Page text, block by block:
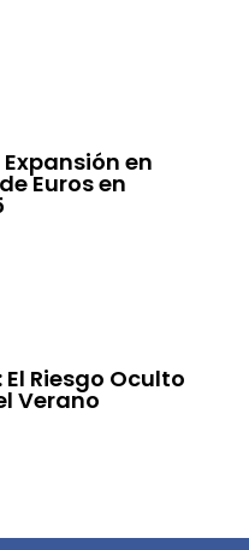
en
Euros en
Riesgo Oculto
Verano